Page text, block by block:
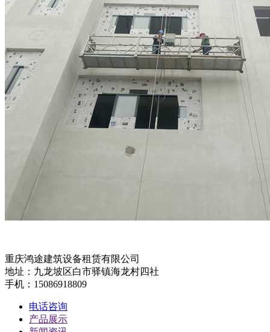
重庆鸿途建筑设备租赁有限公司
地址：九龙坡区白市驿镇海龙村四社
手机：15086918809
电话咨询
产品展示